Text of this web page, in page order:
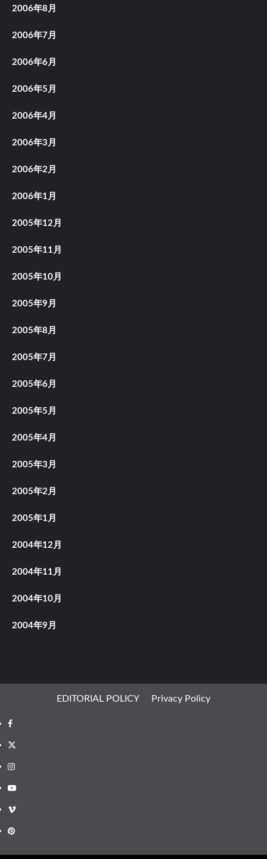
2006年8月
2006年7月
2006年6月
2006年5月
2006年4月
2006年3月
2006年2月
2006年1月
2005年12月
2005年11月
2005年10月
2005年9月
2005年8月
2005年7月
2005年6月
2005年5月
2005年4月
2005年3月
2005年2月
2005年1月
2004年12月
2004年11月
2004年10月
2004年9月
EDITORIAL POLICY Privacy Policy
Facebook
X
Instagram
Youtube
Vimeo
Pinterest